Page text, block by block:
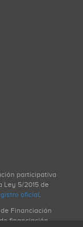
participativa
Ley 5/2015 de
oficial.
Financiación
financiación